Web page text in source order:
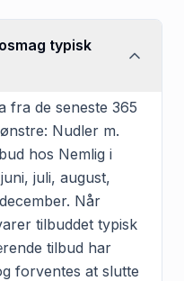
typisk
fra de seneste 365
Nudler m.
hos Nemlig i
juli, august,
Når
tilbuddet typisk
tilbud har
forventes at slutte